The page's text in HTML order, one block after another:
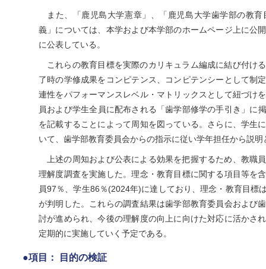
また、「鹿児島大学憲章」、「鹿児島大学歯学部の教
義」については、本学および本学部のホームページ上に公
に公表している。
これらの教育目標を実際のカリキュラム編成に結び付け
了時の学修成果をコンピテンス、コンピテンシーとして制
連性をパフォーマンスレベル・マトリックスとして紐づけ
員および学生全員に配布される「歯学部修学の手引き」に
を記載することによって周知を図っている。さらに、学生
いて、歯学部教育委員会からの指示に従い学年担任から説
上述の周知および公表による効果を把握するため、教職
理解度調査を実施した。理念・教育目標に関する項目等を
員97％、学生86％(2024年)に達しており、理念・教育目標
が判明した。これらの調査結果は歯学部教育委員会および
討が進められ、今後の理解度の向上に向けた対応に活かさ
定期的に実施していく予定である。
●項目： 目的の検証